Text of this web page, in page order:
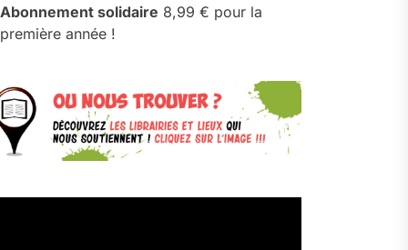
Abonnement solidaire 8,99 € pour la
première année !